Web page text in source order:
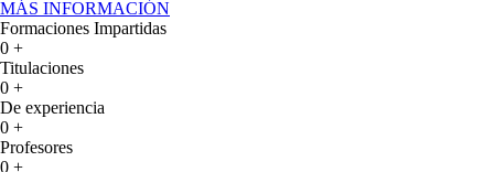
MÁS INFORMACIÓN
Formaciones Impartidas
0 +
Titulaciones
0 +
De experiencia
0 +
Profesores
0 +